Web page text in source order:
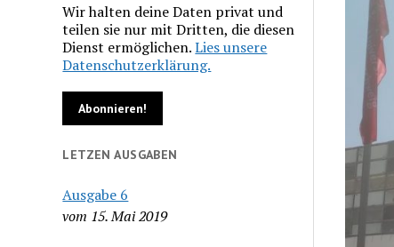
Wir halten deine Daten privat und
teilen sie nur mit Dritten, die diesen
Dienst ermöglichen.Lies unsere
Datenschutzerklärung.
LETZEN AUSGABEN
Ausgabe 6
vom 15. Mai 2019